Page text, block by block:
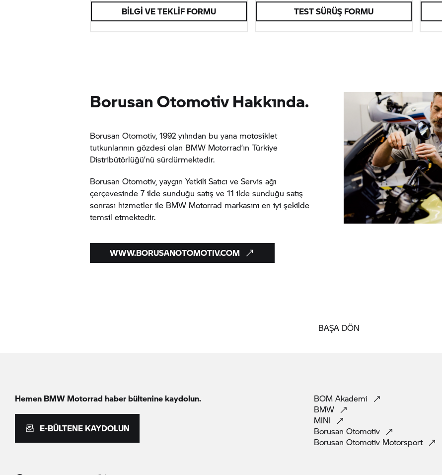
BILGI VE TEKLIF FORMU
TEST SÜRÜŞ FORMU
Borusan Otomotiv Hakkında.
Borusan Otomotiv, 1992 yılından bu yana motosiklet
tutkunlarının gözdesi olan BMW Motorrad’ın Türkiye
Distribütörlüğü’nü sürdürmektedir.
Borusan Otomotiv, yaygın Yetkili Satıcı ve Servis ağı
çerçevesinde 7 ilde sunduğu satış ve 11 ilde sunduğu satış
sonrası hizmetler ile BMW Motorrad markasını en iyi şekilde
temsil etmektedir.
WWW.BORUSANOTOMOTIV.COM
BAŞA DÖN
Hemen BMW Motorrad haber bültenine kaydolun.
E-BÜLTENE KAYDOLUN
BOM Akademi
BMW
MINI
Borusan Otomotiv
Borusan Otomotiv Motorsport